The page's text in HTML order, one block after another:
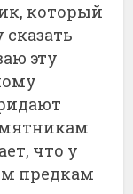
который
эту
что у
предкам